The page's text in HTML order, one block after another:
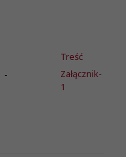
-
Treść
Załącznik-
1